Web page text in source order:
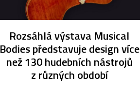
Rozsáhlá výstava Musical
Bodies představuje design více
než 130 hudebních nástrojů
z různých období